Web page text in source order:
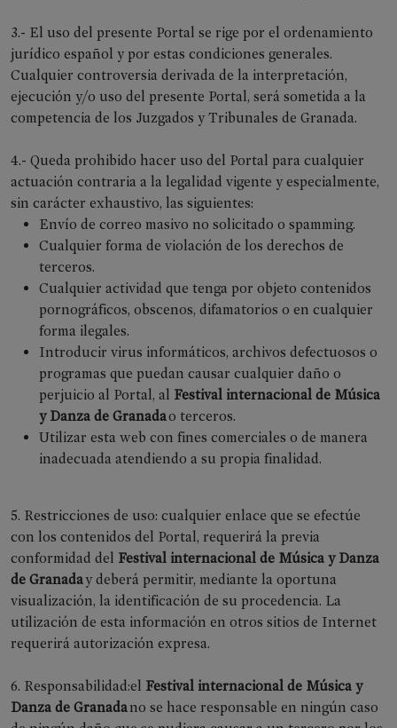
FEX
Programa
completo
FEX
Entradas
y
normas
en
PDF
3.- El uso del presente Portal se rige por el ordenamiento
jurídico español y por estas condiciones generales.
Cualquier controversia derivada de la interpretación,
ejecución y/o uso del presente Portal, será sometida a la
competencia de los Juzgados y Tribunales de Granada.
4.- Queda prohibido hacer uso del Portal para cualquier
actuación contraria a la legalidad vigente y especialmente,
sin carácter exhaustivo, las siguientes:
Envío de correo masivo no solicitado o spamming.
Cualquier forma de violación de los derechos de
terceros.
Cualquier actividad que tenga por objeto contenidos
pornográficos, obscenos, difamatorios o en cualquier
forma ilegales.
Introducir virus informáticos, archivos defectuosos o
programas que puedan causar cualquier daño o
perjuicio al Portal, al Festival internacional de Música
y Danza de Granadao terceros.
Utilizar esta web con fines comerciales o de manera
inadecuada atendiendo a su propia finalidad.
5. Restricciones de uso: cualquier enlace que se efectúe
con los contenidos del Portal, requerirá la previa
conformidad del Festival internacional de Música y Danza
de Granaday deberá permitir, mediante la oportuna
visualización, la identificación de su procedencia. La
utilización de esta información en otros sitios de Internet
requerirá autorización expresa.
6. Responsabilidad:el Festival internacional de Música y
Danza de Granadano se hace responsable en ningún caso